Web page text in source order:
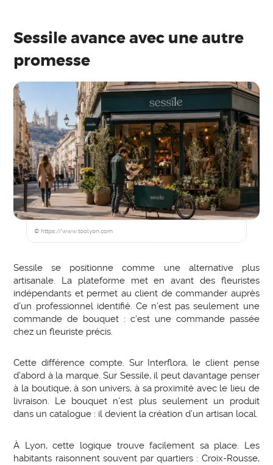
Sessile avance avec une autre
promesse
© https://www.toolyon.com
Sessile se positionne comme une alternative plus
artisanale. La plateforme met en avant des fleuristes
indépendants et permet au client de commander auprès
d’un professionnel identifié. Ce n’est pas seulement une
commande de bouquet : c’est une commande passée
chez un fleuriste précis.
Cette différence compte. Sur Interflora, le client pense
d’abord à la marque. Sur Sessile, il peut davantage penser
à la boutique, à son univers, à sa proximité avec le lieu de
livraison. Le bouquet n’est plus seulement un produit
dans un catalogue : il devient la création d’un artisan local.
À Lyon, cette logique trouve facilement sa place. Les
habitants raisonnent souvent par quartiers : Croix-Rousse,